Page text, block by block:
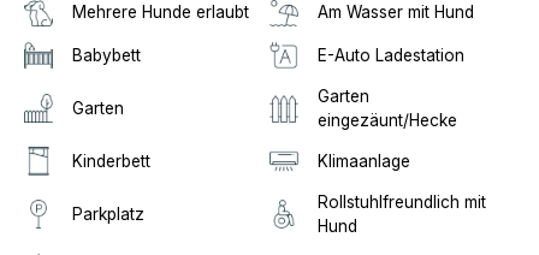
Mehrere Hunde erlaubt Am Wasser mit Hund
Babybett E-Auto Ladestation
Garten
Garten
eingezäunt/Hecke
Kinderbett Klimaanlage
Parkplatz
Rollstuhlfreundlich mit
Hund